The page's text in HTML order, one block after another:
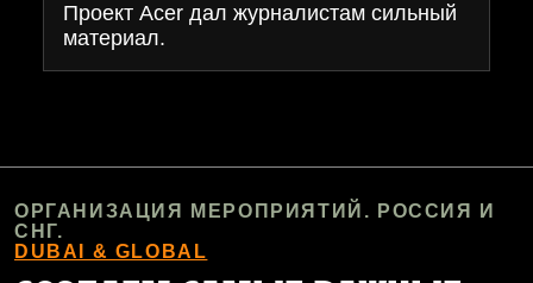
Проект Acer дал журналистам сильный
материал.
ОРГАНИЗАЦИЯ МЕРОПРИЯТИЙ. РОССИЯ И
СНГ.
DUBAI & GLOBAL